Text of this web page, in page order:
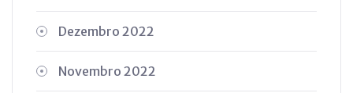
Dezembro 2022
Novembro 2022